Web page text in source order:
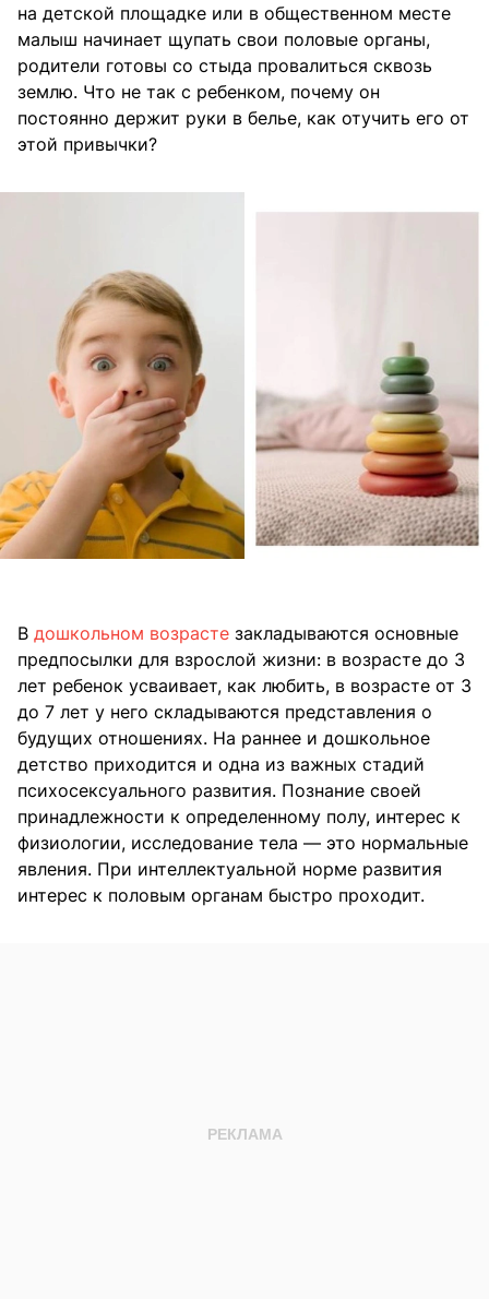
на детской площадке или в общественном месте
малыш начинает щупать свои половые органы,
родители готовы со стыда провалиться сквозь
землю. Что не так с ребенком, почему он
постоянно держит руки в белье, как отучить его от
этой привычки?
В дошкольном возрасте закладываются основные
предпосылки для взрослой жизни: в возрасте до 3
лет ребенок усваивает, как любить, в возрасте от 3
до 7 лет у него складываются представления о
будущих отношениях. На раннее и дошкольное
детство приходится и одна из важных стадий
психосексуального развития. Познание своей
принадлежности к определенному полу, интерес к
физиологии, исследование тела — это нормальные
явления. При интеллектуальной норме развития
интерес к половым органам быстро проходит.